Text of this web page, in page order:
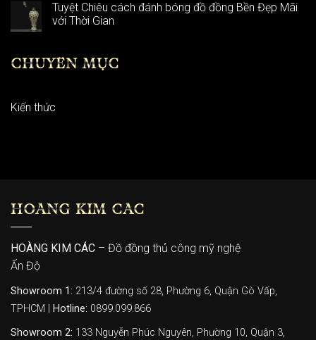
Tuyệt Chiêu cách đánh bóng đồ đồng Bền Đẹp Mãi
với Thời Gian
CHUYÊN MỤC
Kiến thức
HOÀNG KIM CÁC
HOÀNG KIM CÁC – Đồ đồng thủ công mỹ nghệ
Ấn Độ
Showroom 1: 213/4 đường số 28, Phường 6, Quận Gò Vấp,
TPHCM |
Hotline: 0899.099.866
Showroom 2: 133 Nguyễn Phúc Nguyên, Phường 10, Quận 3,